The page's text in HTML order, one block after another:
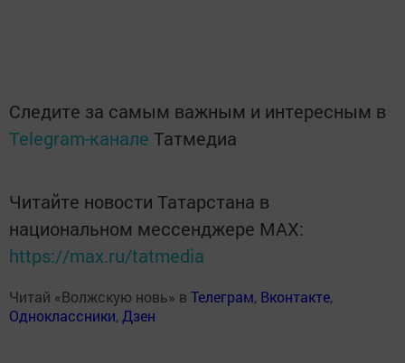
Следите за самым важным и интересным в
Telegram-канале Татмедиа
Читайте новости Татарстана в
национальном мессенджере MАХ:
https://max.ru/tatmedia
Читай «Волжскую новь» в Телеграм, Вконтакте,
Одноклассники, Дзен